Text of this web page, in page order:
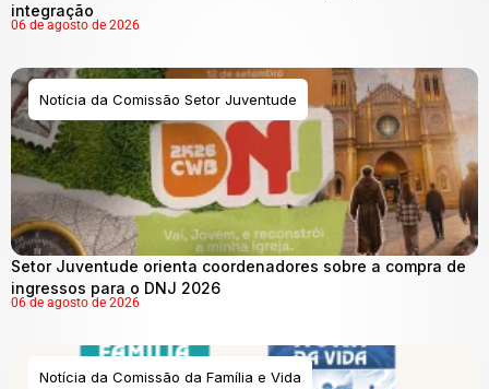
integração
06 de agosto de 2026
Notícia da Comissão Setor Juventude
Setor Juventude orienta coordenadores sobre a compra de
ingressos para o DNJ 2026
06 de agosto de 2026
Notícia da Comissão da Família e Vida